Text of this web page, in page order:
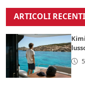
ARTICOLI RECENTI